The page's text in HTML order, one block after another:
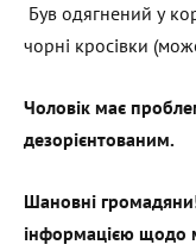
Був одягнений у
чорні кросівки
Чоловік має
дезорієнтованим.
Шановні
інформацією щодо